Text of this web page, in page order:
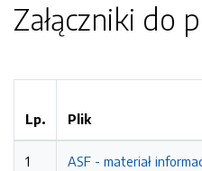
Załączniki do
Lp. Plik
1
ASF - materiał